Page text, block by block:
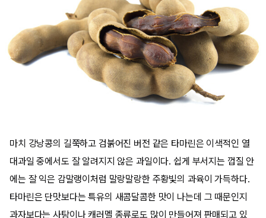
마치 강낭콩의 길쭉하고 검붉어진 버전 같은 타마린은 이색적인 열
대과일 중에서도 잘 알려지지 않은 과일이다. 쉽게 부서지는 껍질 안
에는 잘 익은 감말랭이처럼 말랑말랑한 주황빛의 과육이 가득하다.
타마린은 단맛보다는 특유의 새콤달콤한 맛이 나는데 그 때문인지
과자보다는 사탕이나 캐러멜 종류로도 많이 만들어져 판매되고 있